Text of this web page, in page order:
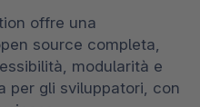
offre una
source completa,
modularità e
per gli sviluppatori, con